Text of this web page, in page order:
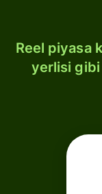
Reel piyasa
yerlisi gibi